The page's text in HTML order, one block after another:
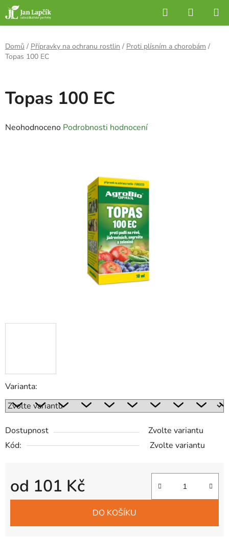
Přejít
na
obsah
Hledat
KOŠÍK
Domů / Přípravky na ochranu rostlin / Proti plísním a chorobám /
Topas 100 EC
Varianta:
Dostupnost
Zvolte variantu
Kód:
Zvolte variantu
od 101 Kč
Měrná cena:
DO KOŠÍKU
Topas 100 EC
Průměrné
Neohodnoceno Podrobnosti hodnocení